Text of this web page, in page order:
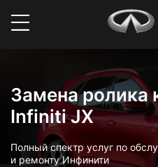
Замена ролика
Infiniti JX
Полный спектр услуг по
и ремонту Инфинити